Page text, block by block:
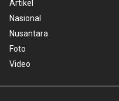
Artikel
Nasional
Nusantara
Foto
Video